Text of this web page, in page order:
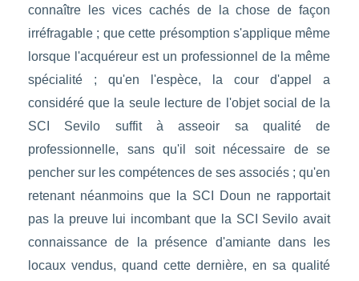
connaître les vices cachés de la chose de façon
irréfragable ; que cette présomption s'applique même
lorsque l'acquéreur est un professionnel de la même
spécialité ; qu'en l'espèce, la cour d'appel a
considéré que la seule lecture de l'objet social de la
SCI Sevilo suffit à asseoir sa qualité de
professionnelle, sans qu'il soit nécessaire de se
pencher sur les compétences de ses associés ; qu'en
retenant néanmoins que la SCI Doun ne rapportait
pas la preuve lui incombant que la SCI Sevilo avait
connaissance de la présence d'amiante dans les
locaux vendus, quand cette dernière, en sa qualité